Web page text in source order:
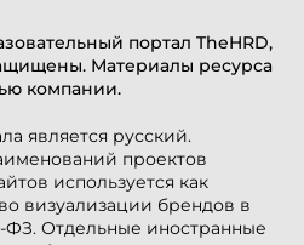
портал TheHRD,
Материалы ресурса
компании.
является русский.
проектов
используется как
визуализации брендов в
Отдельные иностранные